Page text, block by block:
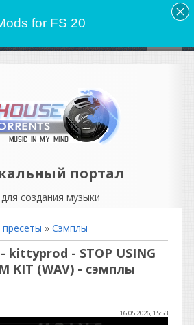
портал
создания музыки
» Сэмплы
- STOP USING
KIT (WAV) - сэмплы
16.05.2026, 15:53
for FS 20